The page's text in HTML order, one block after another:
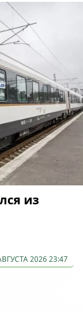
из
2026 23:47